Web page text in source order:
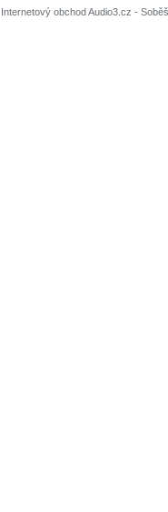
Internetový obchod Audio3.cz -